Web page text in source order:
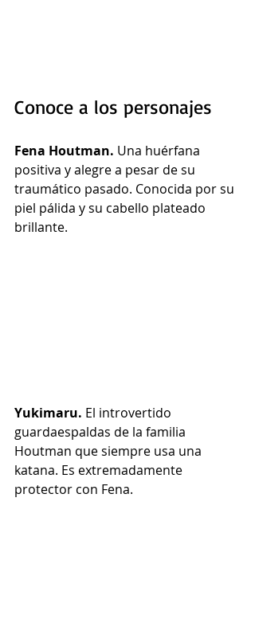
Conoce a los personajes
Fena Houtman. Una huérfana
positiva y alegre a pesar de su
traumático pasado. Conocida por su
piel pálida y su cabello plateado
brillante.
Yukimaru. El introvertido
guardaespaldas de la familia
Houtman que siempre usa una
katana. Es extremadamente
protector con Fena.